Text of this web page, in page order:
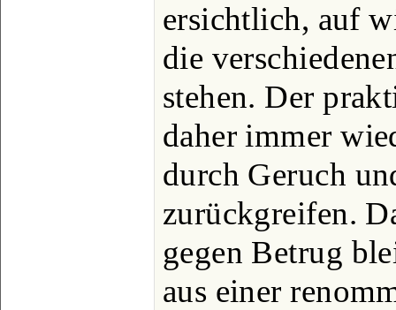
ersichtlich, auf
die
stehen. Der
daher immer
durch Geruch
zurückgreifen.
gegen Betrug
aus einer